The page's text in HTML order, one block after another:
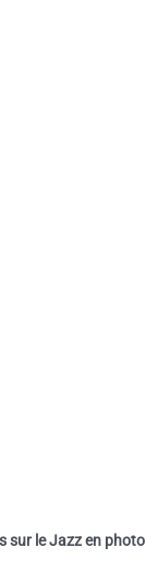
sur le Jazz en photo